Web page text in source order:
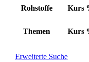
Rohstoffe Kurs
Themen Kurs
Erweiterte Suche